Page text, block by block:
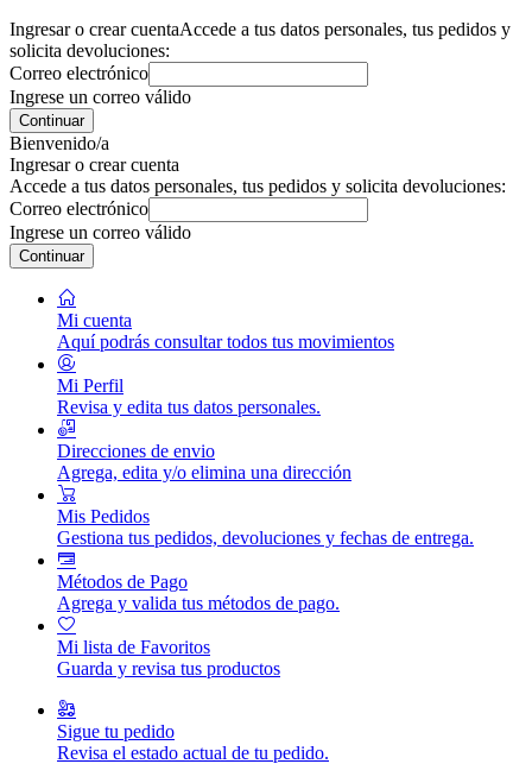
Ingresar o crear cuentaAccede a tus datos personales, tus pedidos y
solicita devoluciones:
Correo electrónico
Ingrese un correo válido
Continuar
Bienvenido/a
Ingresar o crear cuenta
Accede a tus datos personales, tus pedidos y solicita devoluciones:
Correo electrónico
Ingrese un correo válido
Continuar
Mi cuenta
Aquí podrás consultar todos tus movimientos
Mi Perfil
Revisa y edita tus datos personales.
Direcciones de envio
Agrega, edita y/o elimina una dirección
Mis Pedidos
Gestiona tus pedidos, devoluciones y fechas de entrega.
Métodos de Pago
Agrega y valida tus métodos de pago.
Mi lista de Favoritos
Guarda y revisa tus productos
Sigue tu pedido
Revisa el estado actual de tu pedido.